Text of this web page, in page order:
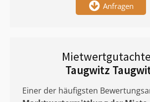
Anfragen
Taugwitz
Einer der häufigsten